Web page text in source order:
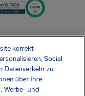
APP
korrekt
Social
Datenverkehr zu
über Ihre
Werbe- und